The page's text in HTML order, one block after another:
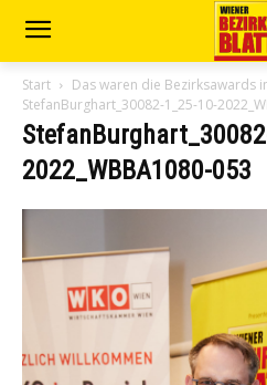
Start
Das waren die Bezirksawards
StefanBurghart_30082-1_25-10-
2022_WBBA1080-053